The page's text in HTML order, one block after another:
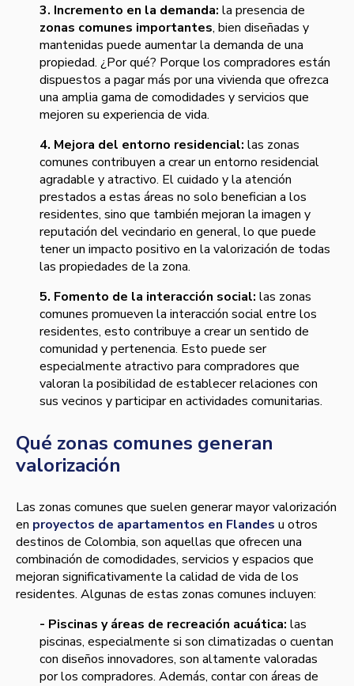
3. Incremento en la demanda: la presencia de
zonas comunes importantes, bien diseñadas y
mantenidas puede aumentar la demanda de una
propiedad. ¿Por qué? Porque los compradores están
dispuestos a pagar más por una vivienda que ofrezca
una amplia gama de comodidades y servicios que
mejoren su experiencia de vida.
4. Mejora del entorno residencial: las zonas
comunes contribuyen a crear un entorno residencial
agradable y atractivo. El cuidado y la atención
prestados a estas áreas no solo benefician a los
residentes, sino que también mejoran la imagen y
reputación del vecindario en general, lo que puede
tener un impacto positivo en la valorización de todas
las propiedades de la zona.
5. Fomento de la interacción social: las zonas
comunes promueven la interacción social entre los
residentes, esto contribuye a crear un sentido de
comunidad y pertenencia. Esto puede ser
especialmente atractivo para compradores que
valoran la posibilidad de establecer relaciones con
sus vecinos y participar en actividades comunitarias.
Qué zonas comunes generan
valorización
Las zonas comunes que suelen generar mayor valorización
en proyectos de apartamentos en Flandes u otros
destinos de Colombia, son aquellas que ofrecen una
combinación de comodidades, servicios y espacios que
mejoran significativamente la calidad de vida de los
residentes. Algunas de estas zonas comunes incluyen:
- Piscinas y áreas de recreación acuática: las
piscinas, especialmente si son climatizadas o cuentan
con diseños innovadores, son altamente valoradas
por los compradores. Además, contar con áreas de